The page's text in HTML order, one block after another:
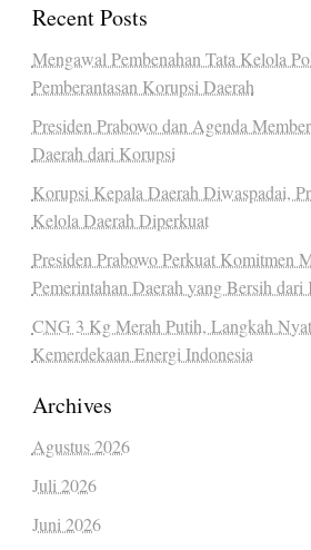
Recent Posts
Mengawal Pembenahan Tata Kelola
Pemberantasan Korupsi Daerah
Presiden Prabowo dan Agenda
Daerah dari Korupsi
Korupsi Kepala Daerah Diwaspadai,
Kelola Daerah Diperkuat
Presiden Prabowo Perkuat Komitmen
Pemerintahan Daerah yang Bersih dari
CNG 3 Kg Merah Putih, Langkah
Kemerdekaan Energi Indonesia
Archives
Agustus 2026
Juli 2026
Juni 2026